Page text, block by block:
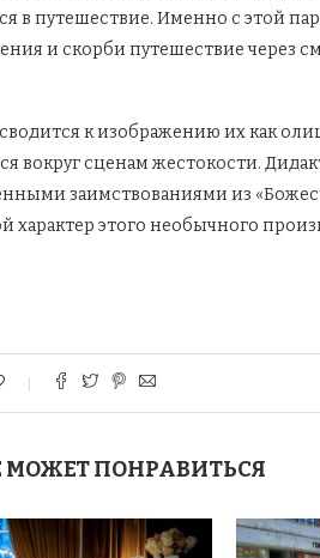
в путешествие. Именно с этой
и скорби путешествие через
к изображению их как
вокруг сценам жестокости.
заимствованиями из
характер этого необычного
ПОНРАВИТЬСЯ